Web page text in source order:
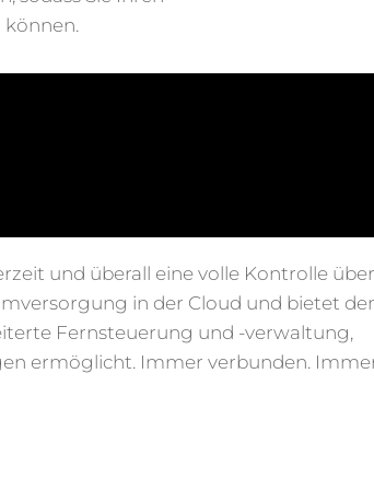
und überall eine volle Kontrolle über
in der Cloud und bietet
Fernsteuerung und -verwaltung,
ermöglicht. Immer verbunden.